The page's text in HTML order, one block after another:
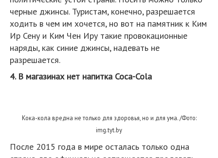
черные джинсы. Туристам, конечно, разрешается
ходить в чем им хочется, но вот на памятник к Ким
Ир Сену и Ким Чен Иру такие провокационные
наряды, как синие джинсы, надевать не
разрешается.
4. В магазинах нет напитка Coca-Cola
Кока-кола вредна не только для здоровья, но и для ума. /Фото:
img.tyt.by
После 2015 года в мире осталась только одна